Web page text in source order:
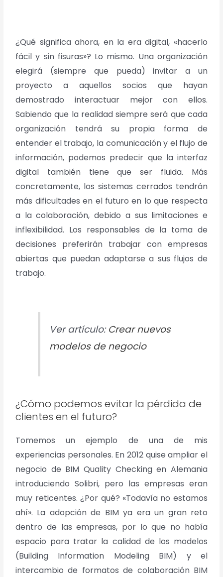
¿Qué significa ahora, en la era digital, «hacerlo
fácil y sin fisuras»? Lo mismo. Una organización
elegirá (siempre que pueda) invitar a un
proyecto a aquellos socios que hayan
demostrado interactuar mejor con ellos.
Sabiendo que la realidad siempre será que cada
organización tendrá su propia forma de
entender el trabajo, la comunicación y el flujo de
información, podemos predecir que la interfaz
digital también tiene que ser fluida. Más
concretamente, los sistemas cerrados tendrán
más dificultades en el futuro en lo que respecta
a la colaboración, debido a sus limitaciones e
inflexibilidad. Los responsables de la toma de
decisiones preferirán trabajar con empresas
abiertas que puedan adaptarse a sus flujos de
trabajo.
Ver artículo:Crear nuevos
modelos de negocio
¿Cómo podemos evitar la pérdida de
clientes en el futuro?
Tomemos un ejemplo de una de mis
experiencias personales. En 2012 quise ampliar el
negocio de BIM Quality Checking en Alemania
introduciendo Solibri, pero las empresas eran
muy reticentes. ¿Por qué? «Todavía no estamos
ahí». La adopción de BIM ya era un gran reto
dentro de las empresas, por lo que no había
espacio para tratar la calidad de los modelos
(Building Information Modeling BIM) y el
intercambio de formatos de colaboración BIM